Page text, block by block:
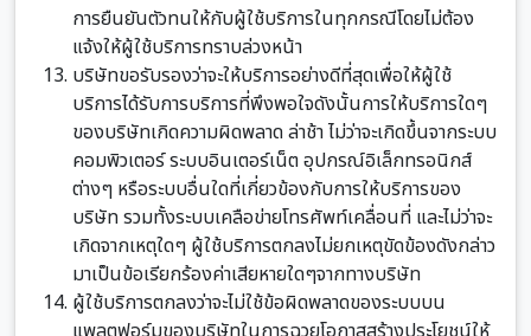
การยืนยันตัวทนให้กับผู้ใช้บริการในทุกกรณีโดยไม่ต้อง
แจ้งให้ผู้ใช้บริการทราบล่วงหน้า
บริษัทขอรับรองว่าจะให้บริการอย่างดีที่สุดเพื่อให้ผู้ใช้
บริการได้รับการบริการที่พึงพอใจดังนั้นการให้บริการใดๆ
ของบริษัทเกิดความผิดพลาด ล่าช้า ไม่ว่าจะเกิดขึ้นจากระบบ
คอมพิวเตอร์ ระบบอินเตอร์เน็ต อุปกรณ์อิเล็กทรอนิกส์
ต่างๆ หรือระบบอื่นใดที่เกี่ยวข้องกับการให้บริการของ
บริษัท รวมทั้งระบบเคลือข่ายโทรศัพท์เคลื่อนที่ และไม่ว่าจะ
เกิดจากเหตุใดๆ ผู้ใช้บริการตกลงไม่ยกเหตุขัดข้องดังกล่าว
มาเป็นข้อเรียกร้องค่าเสียหายใดๆจากทางบริษัท
ผู้ใช้บริการตกลงว่าจะไม่ใช้ข้อผิดพลาดของระบบบน